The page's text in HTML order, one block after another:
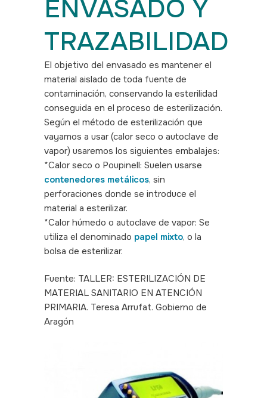
ENVASADO Y
TRAZABILIDAD
El objetivo del envasado es mantener el
material aislado de toda fuente de
contaminación, conservando la esterilidad
conseguida en el proceso de esterilización.
Según el método de esterilización que
vayamos a usar (calor seco o autoclave de
vapor) usaremos los siguientes embalajes:
*Calor seco o Poupinell: Suelen usarse
contenedores metálicos, sin
perforaciones donde se introduce el
material a esterilizar.
*Calor húmedo o autoclave de vapor: Se
utiliza el denominado papel mixto, o la
bolsa de esterilizar.
Fuente: TALLER: ESTERILIZACIÓN DE
MATERIAL SANITARIO EN ATENCIÓN
PRIMARIA. Teresa Arrufat. Gobierno de
Aragón